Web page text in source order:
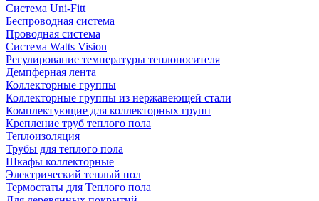
Система Uni-Fitt
Беспроводная система
Проводная система
Система Watts Vision
Регулирование температуры теплоносителя
Демпферная лента
Коллекторные группы
Коллекторные группы из нержавеющей стали
Комплектующие для коллекторных групп
Крепление труб теплого пола
Теплоизоляция
Трубы для теплого пола
Шкафы коллекторные
Электрический теплый пол
Термостаты для Теплого пола